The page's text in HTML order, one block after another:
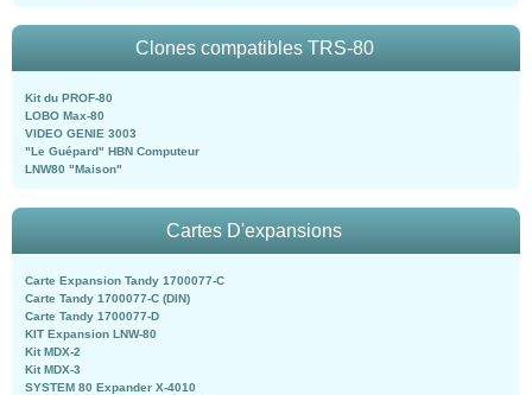
Clones compatibles TRS-80
Kit du PROF-80
LOBO Max-80
VIDEO GENIE 3003
"Le Guépard" HBN Computeur
LNW80 "Maison"
Cartes D'expansions
Carte Expansion Tandy 1700077-C
Carte Tandy 1700077-C (DIN)
Carte Tandy 1700077-D
KIT Expansion LNW-80
Kit MDX-2
Kit MDX-3
SYSTEM 80 Expander X-4010